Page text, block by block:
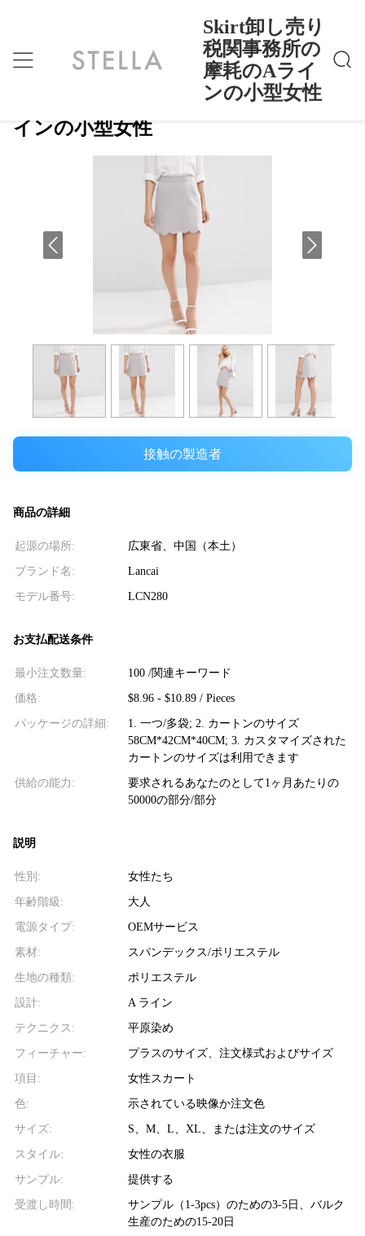
Skirt卸し売り
税関事務所の
摩耗のAライ
ンの小型女性
ホーム Products >
Skirt卸し売り税関事務所の摩耗のAラインの小
Skirt卸し売り税関事務所の摩耗のAラ
インの小型女性
接触の製造者
商品の詳細
起源の場所: 広東省、中国（本土）
ブランド名: Lancai
モデル番号: LCN280
お支払配送条件
最小注文数量: 100 /関連キーワード
価格: $8.96 - $10.89 / Pieces
パッケージの詳細:
1. 一つ/多袋; 2. カートンのサイズ
58CM*42CM*40CM; 3. カスタマイズされた
カートンのサイズは利用できます
供給の能力:
要求されるあなたのとして1ヶ月あたりの
50000の部分/部分
説明
性別: 女性たち
年齢階級: 大人
電源タイプ: OEMサービス
素材: スパンデックス/ポリエステル
生地の種類: ポリエステル
設計: A ライン
テクニクス: 平原染め
フィーチャー: プラスのサイズ、注文様式およびサイズ
項目: 女性スカート
色: 示されている映像か注文色
サイズ: S、M、L、XL、または注文のサイズ
スタイル: 女性の衣服
サンプル: 提供する
受渡し時間:
サンプル（1-3pcs）のための3-5日、バルク
生産のための15-20日